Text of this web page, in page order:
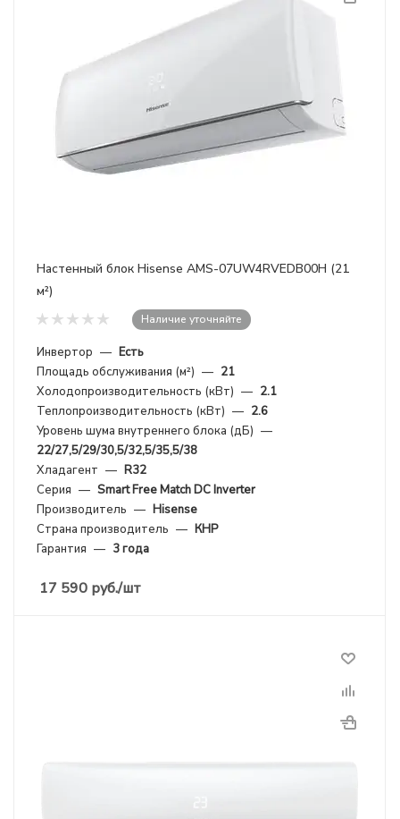
Настенный блок Hisense AMS-07UW4RVEDB00H (21
м²)
Наличие уточняйте
Инвертор — Есть
Площадь обслуживания (м²) — 21
Холодопроизводительность (кВт) — 2.1
Теплопроизводительность (кВт) — 2.6
Уровень шума внутреннего блока (дБ) —
22/27,5/29/30,5/32,5/35,5/38
Хладагент — R32
Серия — Smart Free Match DC Inverter
Производитель — Hisense
Страна производитель — КНР
Гарантия — 3 года
17 590 руб./шт